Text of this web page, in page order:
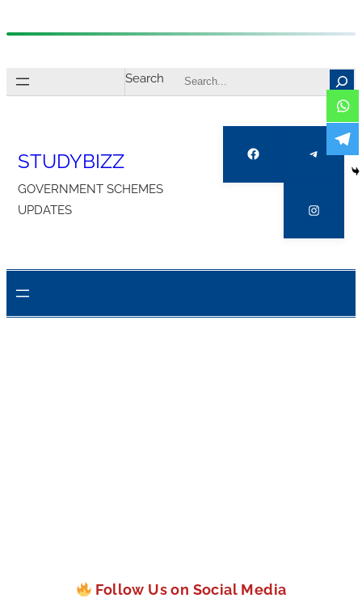
to
Search
STUDYBIZZ
GOVERNMENT SCHEMES
UPDATES
Facebook
Follow Us on Social Media